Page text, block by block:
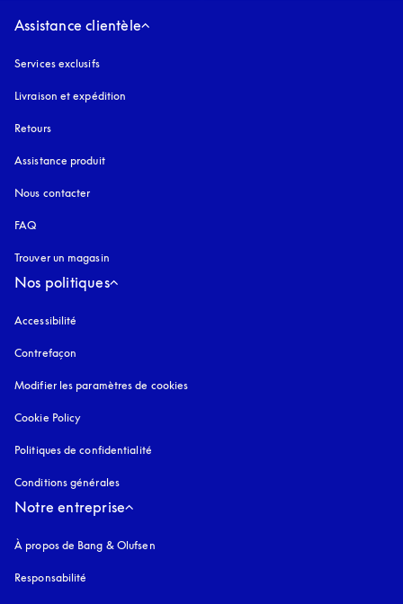
Assistance clientèle
Services exclusifs
Livraison et expédition
Retours
Assistance produit
Nous contacter
FAQ
Trouver un magasin
Nos politiques
Accessibilité
Contrefaçon
Modifier les paramètres de cookies
Cookie Policy
Politiques de confidentialité
Conditions générales
Notre entreprise
À propos de Bang & Olufsen
Responsabilité